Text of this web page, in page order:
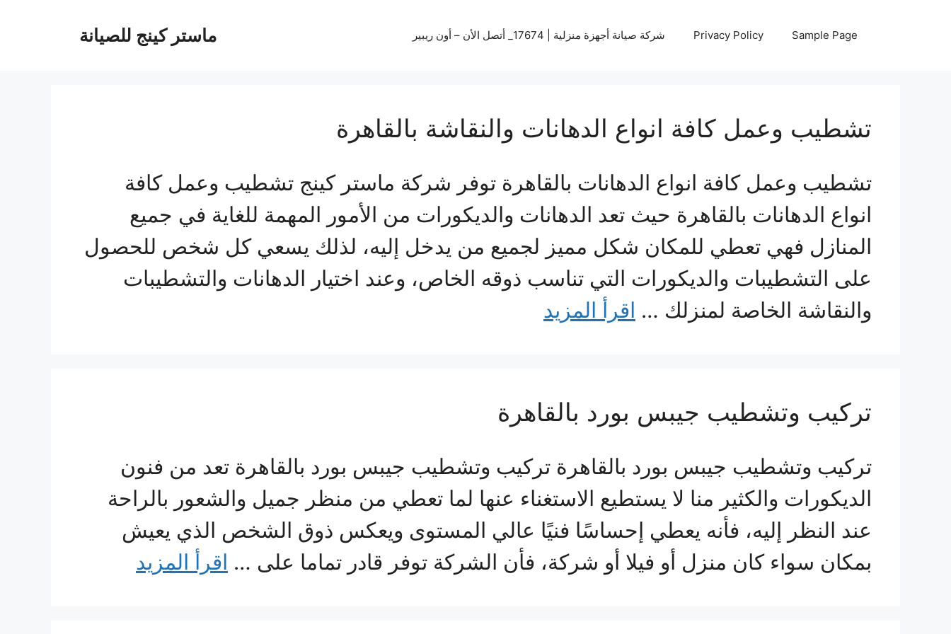
ماستر كينج للصيانة Sample Page
Privacy Policy شركة صيانة أجهزة منزلية | 17674_ أتصل الأن – أون ريبير
تشطيب وعمل كافة انواع الدهانات والنقاشة بالقاهرة
تشطيب وعمل كافة انواع الدهانات بالقاهرة توفر شركة ماستر كينج تشطيب وعمل كافة
انواع الدهانات بالقاهرة حيث تعد الدهانات والديكورات من الأمور المهمة للغاية في جميع
المنازل فهي تعطي للمكان شكل مميز لجميع من يدخل إليه، لذلك يسعي كل شخص للحصول
على التشطيبات والديكورات التي تناسب ذوقه الخاص، وعند اختيار الدهانات والتشطيبات
والنقاشة الخاصة لمنزلك … اقرأ المزيد
تركيب وتشطيب جيبس بورد بالقاهرة
تركيب وتشطيب جيبس بورد بالقاهرة تركيب وتشطيب جيبس بورد بالقاهرة تعد من فنون
الديكورات والكثير منا لا يستطيع الاستغناء عنها لما تعطي من منظر جميل والشعور بالراحة
عند النظر إليه، فأنه يعطي إحساسًا فنيًا عالي المستوى ويعكس ذوق الشخص الذي يعيش
بمكان سواء كان منزل أو فيلا أو شركة، فأن الشركة توفر قادر تماما على … اقرأ المزيد